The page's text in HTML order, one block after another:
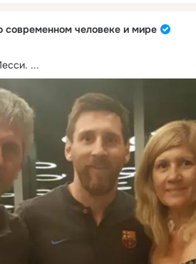
современном человеке и мире
...